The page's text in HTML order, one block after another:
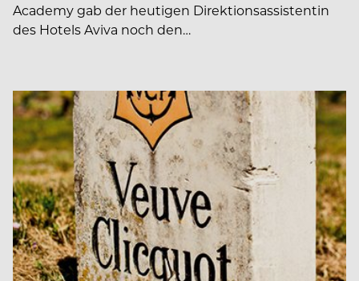
Academy gab der heutigen Direktionsassistentin
des Hotels Aviva noch den…